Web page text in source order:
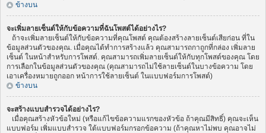
ข้างบน
จะเพิ่มลายเซ็นต์ให้กับข้อความที่ฉันโพสต์ได้อย่างไร?
ถ้าจะเพิ่มลายเซ็นต์ให้กับข้อความที่คุณโพสต์ คุณต้องสร้างลายเซ็นต์เสียก่อน ที่ใน
ข้อมูลส่วนตัวของคุณ. เมื่อคุณได้ทำการสร้างแล้ว คุณสามารถกาถูกที่กล่อง เพิ่มลาย
เซ็นต์ ในหน้าสำหรับการโพสต์. คุณสามารถเพิ่มลายเซ็นต์ให้กับทุกโพสต์ของคุณ โดย
การเลือกในข้อมูลส่วนตัวของคุณ (คุณสามารถไม่ใช้ลายเซ็นต์ในบางข้อความ โดย
เอาเครื่องหมายถูกออก หน้าการใช้ลายเซ็นต์ ในแบบฟอร์มการโพสต์)
ข้างบน
จะสร้างแบบสำรวจได้อย่างไร?
เมื่อคุณสร้างหัวข้อใหม่ (หรือแก้ไขข้อความแรกของหัวข้อ ถ้าคุณมีสิทธิ์) คุณจะเห็น
แบบฟอร์ม เพิ่มแบบสำรวจ ใต้แบบฟอร์มกรอกข้อความ (ถ้าคุณหาไม่พบ คุณอาจไม่